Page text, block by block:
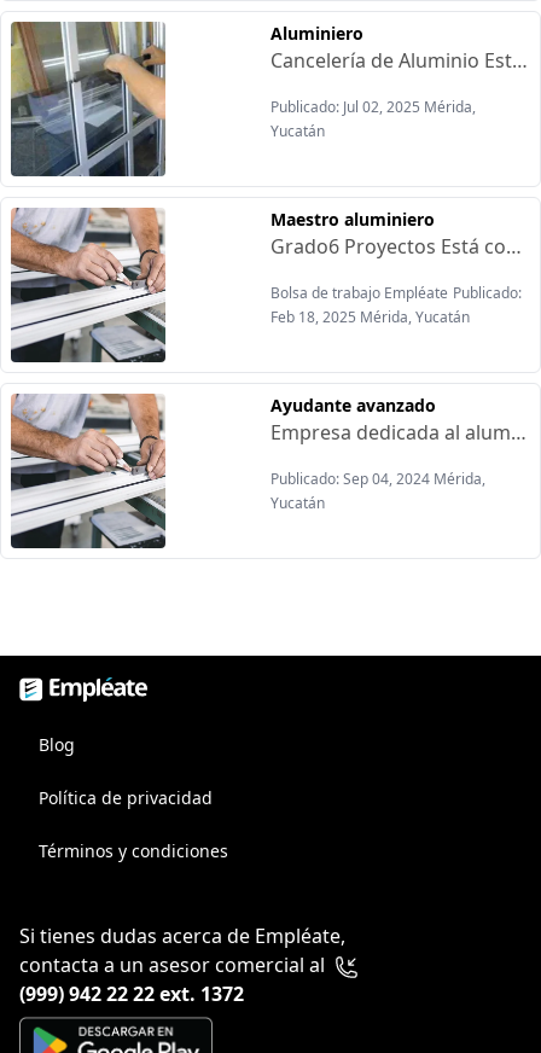
Aluminiero
Cancelería de Aluminio Está contratando:Requisitos:-Con experiencia-Sexo masculino-Estudios: Secundaria-De 25 años en adelanteOfrecen:-Sueldo semanal-Horario flexible de Lunes a Sábado
Publicado: Jul 02, 2025 Mérida,
Yucatán
Maestro aluminiero
Grado6 Proyectos Está contratando:Ofrecen:-Uniformes-IMSS e Infonavit-Sueldo $14,000 mensual-Horas extras pagadas a la semana-Horario de lunes a viernes de 9:00am a 6:00pmsábados de 9:00am a 2:00pm
Bolsa de trabajo Empléate Publicado:
Feb 18, 2025 Mérida, Yucatán
Ayudante avanzado
Empresa dedicada al aluminio Está contratando:Ofrecemos:-Sueldo $10,000 mensual-Horas extras pagadas a la semana-Uniformes-IMSS e Infonavit-Horario de lunes a viernes de 9:00 am a 6:00 pm, Sabádos de 9:00 am a 2:00 pm
Publicado: Sep 04, 2024 Mérida,
Yucatán
Empléate, bolsa de trabajo
Blog
Política de privacidad
Términos y condiciones
Si tienes dudas acerca de Empléate,
contacta a un asesor comercial al
(999) 942 22 22 ext. 1372